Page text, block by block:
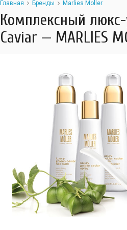
Главная Бренды Marlies Moller
Комплексный люкс-
Caviar — MARLIES